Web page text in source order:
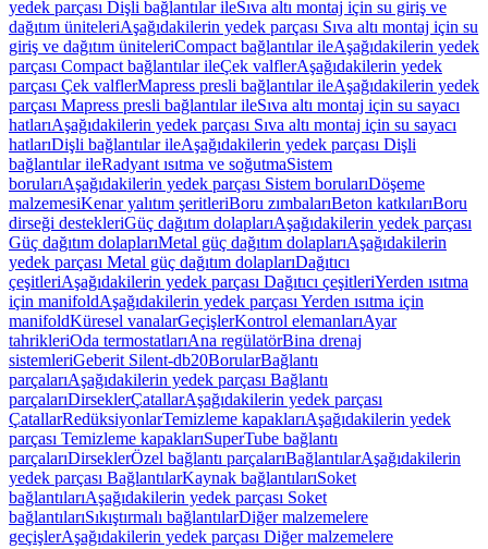
yedek parçası Dişli bağlantılar ileSıva altı montaj için su giriş ve
dağıtım üniteleriAşağıdakilerin yedek parçası Sıva altı montaj için su
giriş ve dağıtım üniteleriCompact bağlantılar ileAşağıdakilerin yedek
parçası Compact bağlantılar ileÇek valflerAşağıdakilerin yedek
parçası Çek valflerMapress presli bağlantılar ileAşağıdakilerin yedek
parçası Mapress presli bağlantılar ileSıva altı montaj için su sayacı
hatlarıAşağıdakilerin yedek parçası Sıva altı montaj için su sayacı
hatlarıDişli bağlantılar ileAşağıdakilerin yedek parçası Dişli
bağlantılar ileRadyant ısıtma ve soğutmaSistem
borularıAşağıdakilerin yedek parçası Sistem borularıDöşeme
malzemesiKenar yalıtım şeritleriBoru zımbalarıBeton katkılarıBoru
dirseği destekleriGüç dağıtım dolaplarıAşağıdakilerin yedek parçası
Güç dağıtım dolaplarıMetal güç dağıtım dolaplarıAşağıdakilerin
yedek parçası Metal güç dağıtım dolaplarıDağıtıcı
çeşitleriAşağıdakilerin yedek parçası Dağıtıcı çeşitleriYerden ısıtma
için manifoldAşağıdakilerin yedek parçası Yerden ısıtma için
manifoldKüresel vanalarGeçişlerKontrol elemanlarıAyar
tahrikleriOda termostatlarıAna regülatörBina drenaj
sistemleriGeberit Silent-db20BorularBağlantı
parçalarıAşağıdakilerin yedek parçası Bağlantı
parçalarıDirseklerÇatallarAşağıdakilerin yedek parçası
ÇatallarRedüksiyonlarTemizleme kapaklarıAşağıdakilerin yedek
parçası Temizleme kapaklarıSuperTube bağlantı
parçalarıDirseklerÖzel bağlantı parçalarıBağlantılarAşağıdakilerin
yedek parçası BağlantılarKaynak bağlantılarıSoket
bağlantılarıAşağıdakilerin yedek parçası Soket
bağlantılarıSıkıştırmalı bağlantılarDiğer malzemelere
geçişlerAşağıdakilerin yedek parçası Diğer malzemelere